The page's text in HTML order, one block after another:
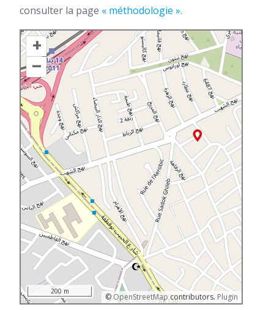
consulter la page « méthodologie ».
+
–
© OpenStreetMapcontributors. Plugin
200 m